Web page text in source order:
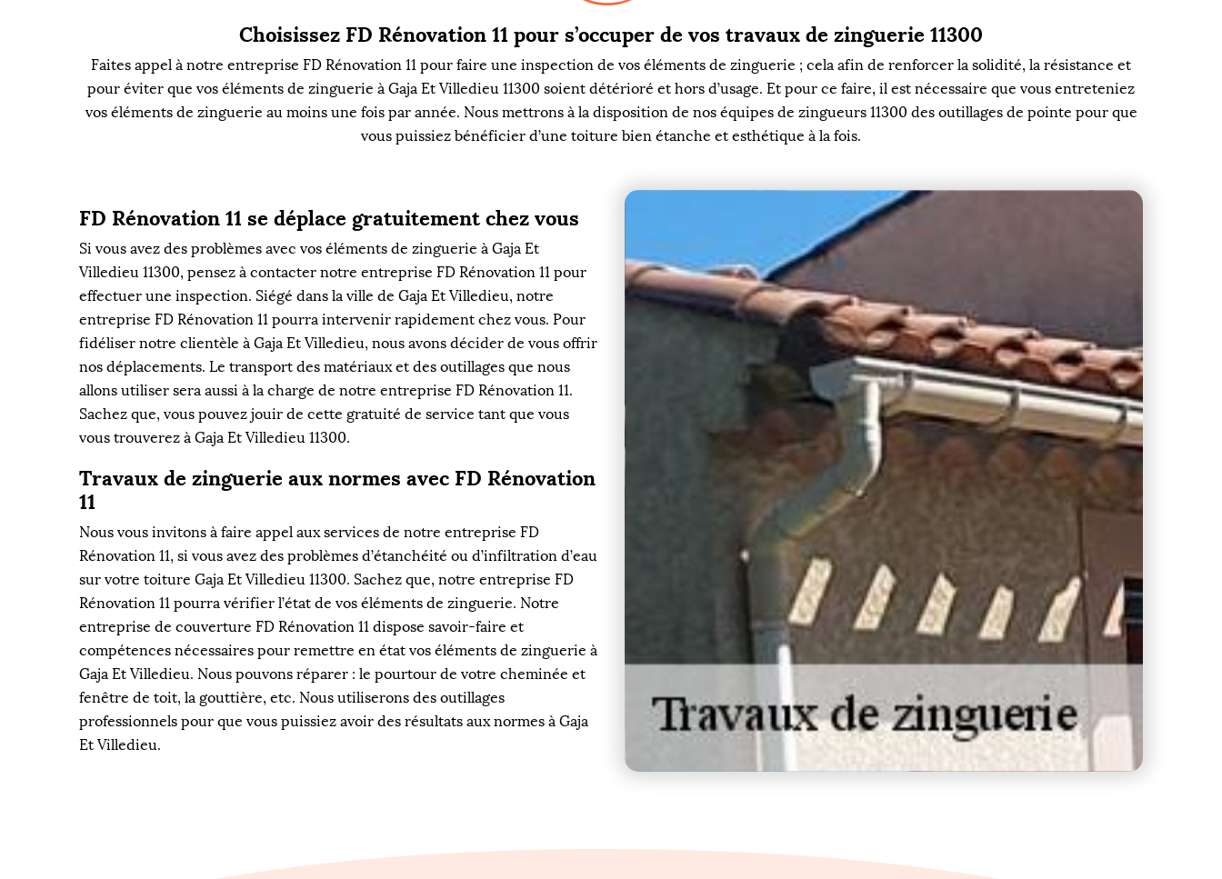
Choisissez FD Rénovation 11 pour s’occuper de vos travaux de zinguerie 11300
Faites appel à notre entreprise FD Rénovation 11 pour faire une inspection de vos éléments de zinguerie ; cela afin de renforcer la solidité, la résistance et
pour éviter que vos éléments de zinguerie à Gaja Et Villedieu 11300 soient détérioré et hors d’usage. Et pour ce faire, il est nécessaire que vous entreteniez
vos éléments de zinguerie au moins une fois par année. Nous mettrons à la disposition de nos équipes de zingueurs 11300 des outillages de pointe pour que
vous puissiez bénéficier d’une toiture bien étanche et esthétique à la fois.
FD Rénovation 11 se déplace gratuitement chez vous
Si vous avez des problèmes avec vos éléments de zinguerie à Gaja Et
Villedieu 11300, pensez à contacter notre entreprise FD Rénovation 11 pour
effectuer une inspection. Siégé dans la ville de Gaja Et Villedieu, notre
entreprise FD Rénovation 11 pourra intervenir rapidement chez vous. Pour
fidéliser notre clientèle à Gaja Et Villedieu, nous avons décider de vous offrir
nos déplacements. Le transport des matériaux et des outillages que nous
allons utiliser sera aussi à la charge de notre entreprise FD Rénovation 11.
Sachez que, vous pouvez jouir de cette gratuité de service tant que vous
vous trouverez à Gaja Et Villedieu 11300.
Travaux de zinguerie aux normes avec FD Rénovation
11
Nous vous invitons à faire appel aux services de notre entreprise FD
Rénovation 11, si vous avez des problèmes d’étanchéité ou d’infiltration d’eau
sur votre toiture Gaja Et Villedieu 11300. Sachez que, notre entreprise FD
Rénovation 11 pourra vérifier l’état de vos éléments de zinguerie. Notre
entreprise de couverture FD Rénovation 11 dispose savoir-faire et
compétences nécessaires pour remettre en état vos éléments de zinguerie à
Gaja Et Villedieu. Nous pouvons réparer : le pourtour de votre cheminée et
fenêtre de toit, la gouttière, etc. Nous utiliserons des outillages
professionnels pour que vous puissiez avoir des résultats aux normes à Gaja
Et Villedieu.